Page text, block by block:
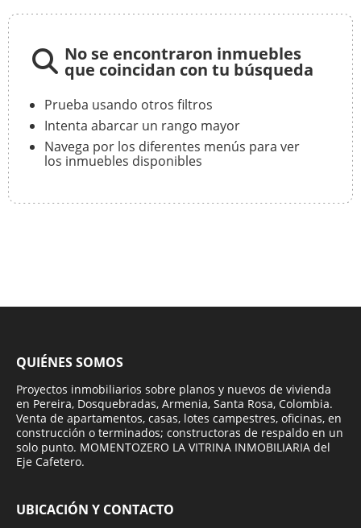
No se encontraron inmuebles
que coincidan con tu búsqueda
Prueba usando otros filtros
Intenta abarcar un rango mayor
Navega por los diferentes menús para ver
los inmuebles disponibles
QUIÉNES SOMOS
Proyectos inmobiliarios sobre planos y nuevos de vivienda
en Pereira, Dosquebradas, Armenia, Santa Rosa, Colombia.
Venta de apartamentos, casas, lotes campestres, oficinas, en
construcción o terminados; constructoras de respaldo en un
solo punto. MOMENTOZERO LA VITRINA INMOBILIARIA del
Eje Cafetero.
UBICACIÓN Y CONTACTO